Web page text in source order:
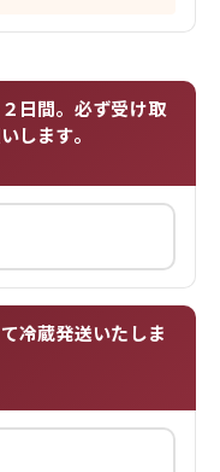
日間。必ず受け取
します。
冷蔵発送いたしま